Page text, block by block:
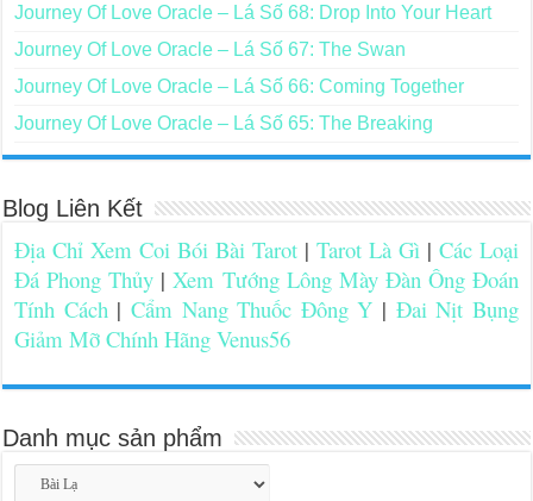
Journey Of Love Oracle – Lá Số 68: Drop Into Your Heart
Journey Of Love Oracle – Lá Số 67: The Swan
Journey Of Love Oracle – Lá Số 66: Coming Together
Journey Of Love Oracle – Lá Số 65: The Breaking
Blog Liên Kết
Địa Chỉ Xem Coi Bói Bài Tarot | Tarot Là Gì | Các Loại
Đá Phong Thủy |Xem Tướng Lông Mày Đàn Ông Đoán
Tính Cách |Cẩm Nang Thuốc Đông Y | Đai Nịt Bụng
Giảm Mỡ Chính Hãng Venus56
Danh mục sản phẩm